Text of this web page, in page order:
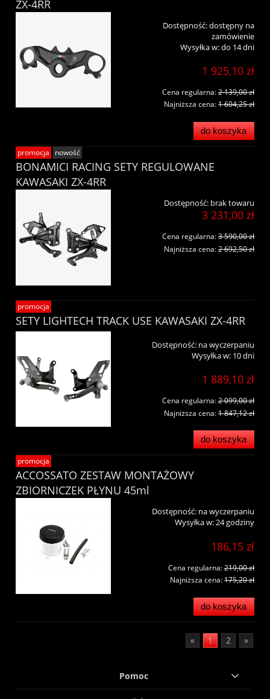
ZX-4RR
Dostępność:dostępny na
zamówienie
Wysyłka w:do 14 dni
1 925,10 zł
Cena regularna:2 139,00 zł
Najniższa cena:1 604,25 zł
do koszyka
BONAMICI RACING SETY REGULOWANE
KAWASAKI ZX-4RR
Dostępność: brak towaru
3 231,00 zł
Cena regularna:3 590,00 zł
Najniższa cena:2 692,50 zł
promocja nowość
SETY LIGHTECH TRACK USE KAWASAKI ZX-4RR
Dostępność: na wyczerpaniu
Wysyłka w: 10 dni
1 889,10 zł
Cena regularna:2 099,00 zł
Najniższa cena:1 847,12 zł
do koszyka
promocja
ACCOSSATO ZESTAW MONTAŻOWY
ZBIORNICZEK PŁYNU 45ml
Dostępność: na wyczerpaniu
Wysyłka w:24 godziny
186,15 zł
Cena regularna:219,00 zł
Najniższa cena:175,20 zł
do koszyka
promocja
« 1 2 »
Pomoc